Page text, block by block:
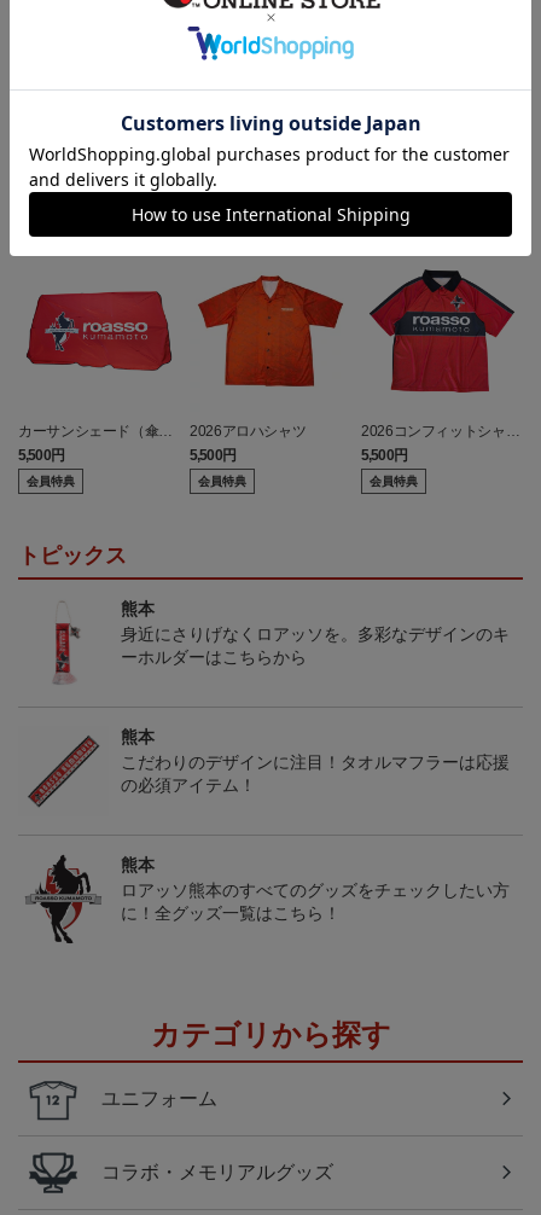
ランキング
カーサンシェード（傘
型）
5,500円
会員特典
2026アロハシャツ
5,500円
会員特典
2026コンフィットシャツ
（襟付き）
5,500円
会員特典
トピックス
熊本
身近にさりげなくロアッソを。多彩なデザインのキ
ーホルダーはこちらから
熊本
こだわりのデザインに注目！タオルマフラーは応援
の必須アイテム！
熊本
ロアッソ熊本のすべてのグッズをチェックしたい方
に！全グッズ一覧はこちら！
カテゴリから探す
ユニフォーム
コラボ・メモリアルグッズ